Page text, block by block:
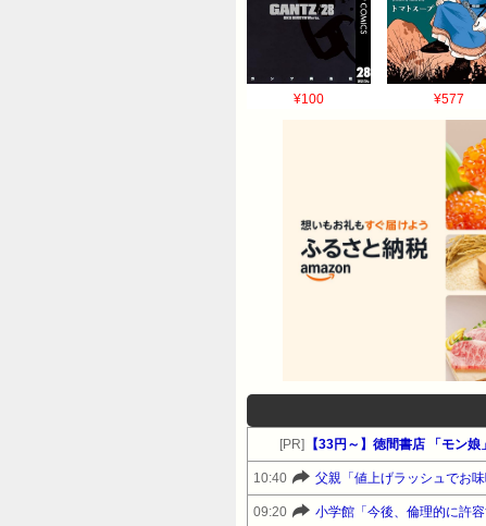
¥100 ¥577
[PR] 【33円～】徳間書店 「モン
10:40 父親「値上げラッシュでお
09:20 小学館「今後、倫理的に許